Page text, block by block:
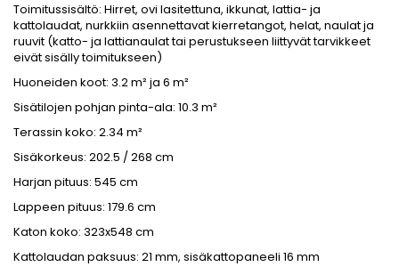
Toimitussisältö: Hirret, ovi lasitettuna, ikkunat, lattia- ja
kattolaudat, nurkkiin asennettavat kierretangot, helat, naulat ja
ruuvit (katto- ja lattianaulat tai perustukseen liittyvät tarvikkeet
eivät sisälly toimitukseen)
Huoneiden koot: 3.2 m² ja 6 m²
Sisätilojen pohjan pinta-ala: 10.3 m²
Terassin koko: 2.34 m²
Sisäkorkeus: 202.5 / 268 cm
Harjan pituus: 545 cm
Lappeen pituus: 179.6 cm
Katon koko: 323x548 cm
Kattolaudan paksuus: 21 mm, sisäkattopaneeli 16 mm